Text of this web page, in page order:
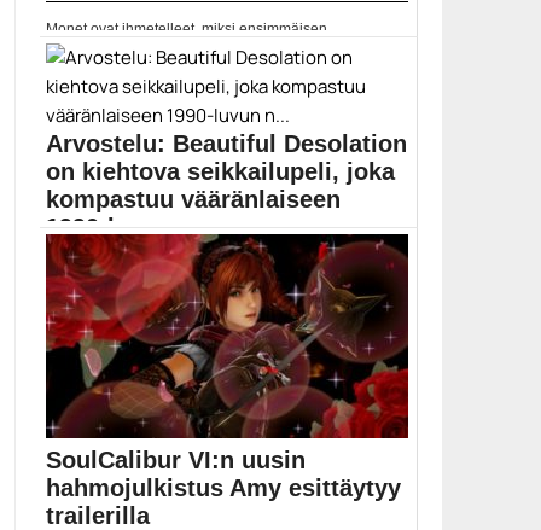
Monet ovat ihmetelleet, miksi ensimmäisen
ihmisnäyttelijöitä sisältäneen pokémon-elokuvan...
Detective Pikachu
Arvostelu: Beautiful Desolation
on kiehtova seikkailupeli, joka
kompastuu vääränlaiseen
1990-luvun n...
Omintakeinen seikkailupeli loihtii mielenkiintoisen ja
seikkailuun kannustavan maailman,...
Beautiful Desolation
SoulCalibur VI:n uusin
hahmojulkistus Amy esittäytyy
trailerilla